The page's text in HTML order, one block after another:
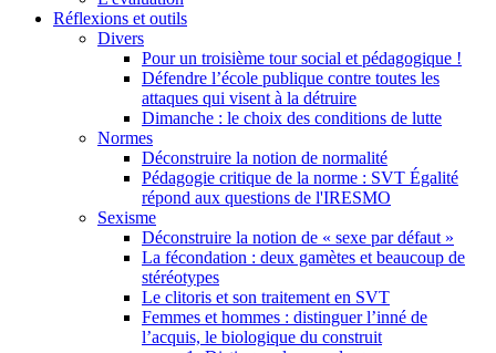
Réflexions et outils
Divers
Pour un troisième tour social et pédagogique !
Défendre l’école publique contre toutes les
attaques qui visent à la détruire
Dimanche : le choix des conditions de lutte
Normes
Déconstruire la notion de normalité
Pédagogie critique de la norme : SVT Égalité
répond aux questions de l'IRESMO
Sexisme
Déconstruire la notion de « sexe par défaut »
La fécondation : deux gamètes et beaucoup de
stéréotypes
Le clitoris et son traitement en SVT
Femmes et hommes : distinguer l’inné de
l’acquis, le biologique du construit